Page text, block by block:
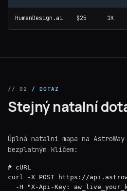
HumanDesign.ai $25 1K
// 02 / DOTAZ
Stejný natalní
Úplná natalní mapa na
bezplatným klíčem:
# cURL
curl -X POST https://
-H "X-Api-Key: